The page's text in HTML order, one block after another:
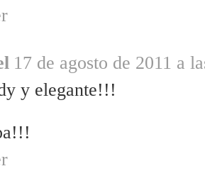
17 de agosto de 2011 a
y elegante!!!